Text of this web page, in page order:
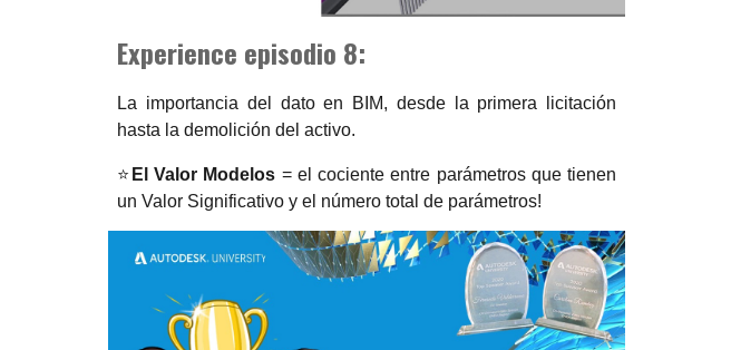
Experience episodio 8:
La importancia del dato en BIM, desde la primera licitación
hasta la demolición del activo.
⭐ El Valor Modelos = el cociente entre parámetros que tienen
un Valor Significativo y el número total de parámetros!